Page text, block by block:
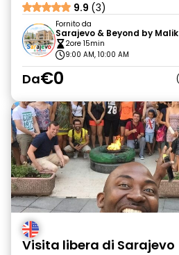
9.9 (3)
Fornito da
Sarajevo & Beyond by Malik
2ore 15min
9:00 AM, 10:00 AM
Da€0
Visita libera di Sarajevo